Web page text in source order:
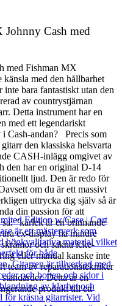
Cash med
med Fishman MX
känsla med den hållbarhet
bara fantastiskt utan den
av countrystjärnan
Detta instrument har en
med ett legendariskt
Cash-andan? Precis som
den klassiska helsvarta
CASH-inlägg omgivet av
den har en original D-14
ljud. Den är redo för
om du är ett massivt
uttrycka dig själv så är
din passion för att
”kärlek är en brinnande
ex-display ha mindre
och sakna icke-
eller manual kanske inte
team av reparationstekniker
Detta är en
produkt till ett